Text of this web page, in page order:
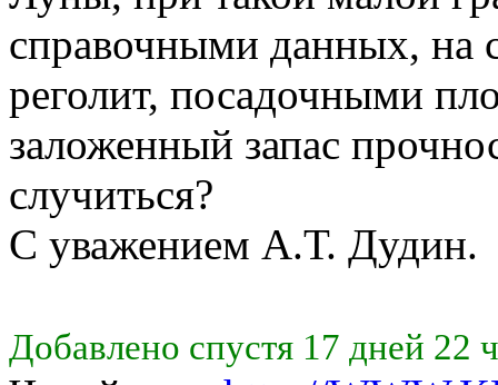
справочными данных, на
реголит, посадочными
заложенный запас
случиться?
С уважением А.Т. Дудин.
Добавлено спустя 17 дней 22